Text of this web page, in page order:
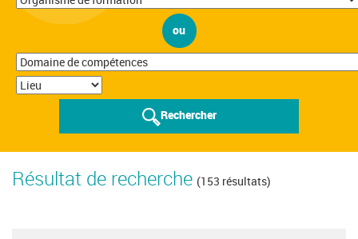
ou
Rechercher
Résultat de recherche (153 résultats)